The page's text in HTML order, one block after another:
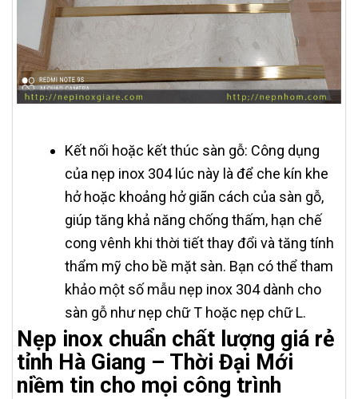
Kết nối hoặc kết thúc sàn gỗ: Công dụng
của nẹp inox 304 lúc này là để che kín khe
hở hoặc khoảng hở giãn cách của sàn gỗ,
giúp tăng khả năng chống thấm, hạn chế
cong vênh khi thời tiết thay đổi và tăng tính
thẩm mỹ cho bề mặt sàn. Bạn có thể tham
khảo một số mẫu nẹp inox 304 dành cho
sàn gỗ như nẹp chữ T hoặc nẹp chữ L.
Nẹp inox chuẩn chất lượng giá rẻ
tỉnh Hà Giang – Thời Đại Mới
niềm tin cho mọi công trình